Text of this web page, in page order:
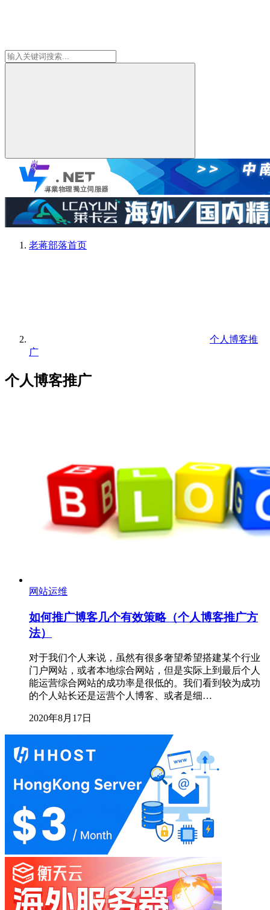
老蒋部落首页
个人博客推
广
个人博客推广
网站运维
如何推广博客几个有效策略（个人博客推广方
法）
对于我们个人来说，虽然有很多奢望希望搭建某个行业
门户网站，或者本地综合网站，但是实际上到最后个人
能运营综合网站的成功率是很低的。我们看到较为成功
的个人站长还是运营个人博客、或者是细…
2020年8月17日